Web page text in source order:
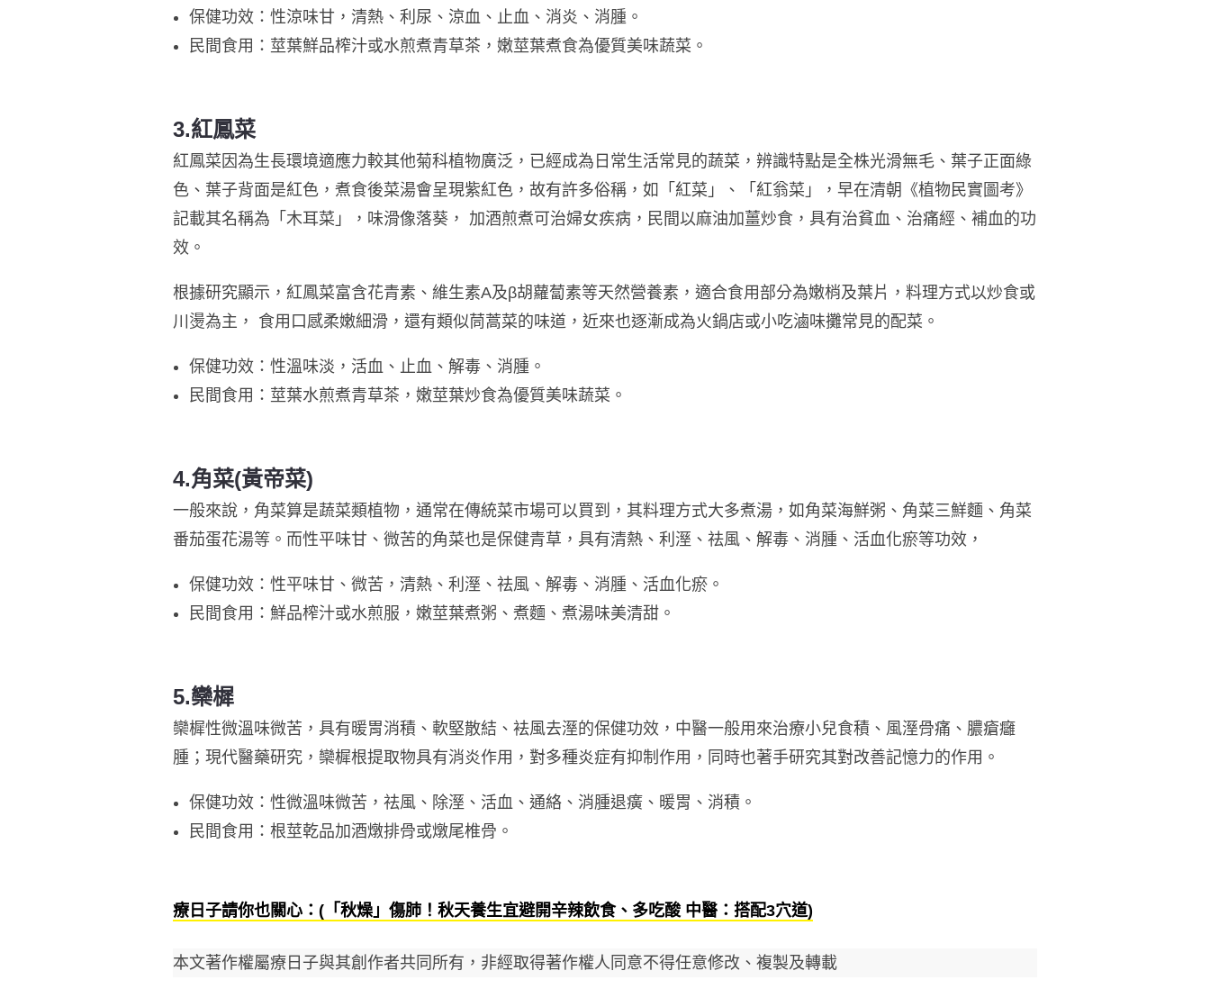
保健功效：性涼味甘，清熱、利尿、涼血、止血、消炎、消腫。
民間食用：莖葉鮮品榨汁或水煎煮青草茶，嫩莖葉煮食為優質美味蔬菜。
3.紅鳳菜
紅鳳菜因為生長環境適應力較其他菊科植物廣泛，已經成為日常生活常見的蔬菜，辨識特點是全株光滑無毛、葉子正面綠
色、葉子背面是紅色，煮食後菜湯會呈現紫紅色，故有許多俗稱，如「紅菜」、「紅翁菜」，早在清朝《植物民實圖考》
記載其名稱為「木耳菜」，味滑像落葵， 加酒煎煮可治婦女疾病，民間以麻油加薑炒食，具有治貧血、治痛經、補血的功
效。
根據研究顯示，紅鳳菜富含花青素、維生素A及β胡蘿蔔素等天然營養素，適合食用部分為嫩梢及葉片，料理方式以炒食或
川燙為主， 食用口感柔嫩細滑，還有類似茼蒿菜的味道，近來也逐漸成為火鍋店或小吃滷味攤常見的配菜。
保健功效：性溫味淡，活血、止血、解毒、消腫。
民間食用：莖葉水煎煮青草茶，嫩莖葉炒食為優質美味蔬菜。
4.角菜(黃帝菜)
一般來說，角菜算是蔬菜類植物，通常在傳統菜市場可以買到，其料理方式大多煮湯，如角菜海鮮粥、角菜三鮮麵、角菜
番茄蛋花湯等。而性平味甘、微苦的角菜也是保健青草，具有清熱、利溼、祛風、解毒、消腫、活血化瘀等功效，
保健功效：性平味甘、微苦，清熱、利溼、祛風、解毒、消腫、活血化瘀。
民間食用：鮮品榨汁或水煎服，嫩莖葉煮粥、煮麵、煮湯味美清甜。
5.欒樨
欒樨性微溫味微苦，具有暖胃消積、軟堅散結、袪風去溼的保健功效，中醫一般用來治療小兒食積、風溼骨痛、膿瘡癰
腫；現代醫藥研究，欒樨根提取物具有消炎作用，對多種炎症有抑制作用，同時也著手研究其對改善記憶力的作用。
保健功效：性微溫味微苦，祛風、除溼、活血、通絡、消腫退癀、暖胃、消積。
民間食用：根莖乾品加酒燉排骨或燉尾椎骨。
療日子請你也關心：(「秋燥」傷肺！秋天養生宜避開辛辣飲食、多吃酸 中醫：搭配3穴道)
本文著作權屬療日子與其創作者共同所有，非經取得著作權人同意不得任意修改、複製及轉載